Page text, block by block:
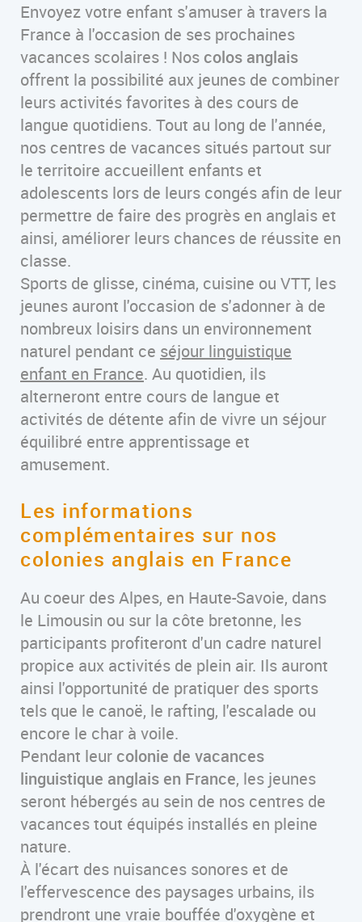
Envoyez votre enfant s'amuser à travers la
France à l'occasion de ses prochaines
vacances scolaires ! Nos colos anglais
offrent la possibilité aux jeunes de combiner
leurs activités favorites à des cours de
langue quotidiens. Tout au long de l'année,
nos centres de vacances situés partout sur
le territoire accueillent enfants et
adolescents lors de leurs congés afin de leur
permettre de faire des progrès en anglais et
ainsi, améliorer leurs chances de réussite en
classe.
Sports de glisse, cinéma, cuisine ou VTT, les
jeunes auront l'occasion de s'adonner à de
nombreux loisirs dans un environnement
naturel pendant ce séjour linguistique
enfant en France. Au quotidien, ils
alterneront entre cours de langue et
activités de détente afin de vivre un séjour
équilibré entre apprentissage et
amusement.
Les informations
complémentaires sur nos
colonies anglais en France
Au coeur des Alpes, en Haute-Savoie, dans
le Limousin ou sur la côte bretonne, les
participants profiteront d'un cadre naturel
propice aux activités de plein air. Ils auront
ainsi l'opportunité de pratiquer des sports
tels que le canoë, le rafting, l'escalade ou
encore le char à voile.
Pendant leur colonie de vacances
linguistique anglais en France, les jeunes
seront hébergés au sein de nos centres de
vacances tout équipés installés en pleine
nature.
À l'écart des nuisances sonores et de
l'effervescence des paysages urbains, ils
prendront une vraie bouffée d'oxygène et